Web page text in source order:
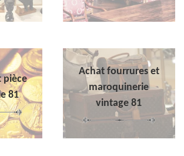
pièce
81
Achat fourrures et
maroquinerie
vintage 81